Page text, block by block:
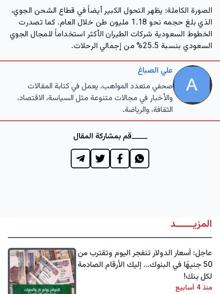
الصورة الكاملة: يظهر التحول الكبير أيضاً في قطاع الشحن الجوي،
الذي بلغ حجمه نحو 1.18 مليون طن خلال العام. كما تصدرت
الخطوط السعودية شركات الطيران الأكثر استخداماً للمجال الجوي
السعودي بنسبة 25.5% من إجمالي الرحلات.
علي الصباغ
صحفي متعدد المواهب، يعمل في كتابة المقالات
والأخبار في مجالات متنوعة مثل السياسة، الاقتصاد،
الثقافة، والرياضة.
قم بمشاركة المقال
المزيــــــد
عاجل: أسعار الدولار تنفجر اليوم وتقترب من
50 جنيهًا في البنوك... إليك الأرقام الصادمة
لكل بنك!
منذ 4 أسابيع